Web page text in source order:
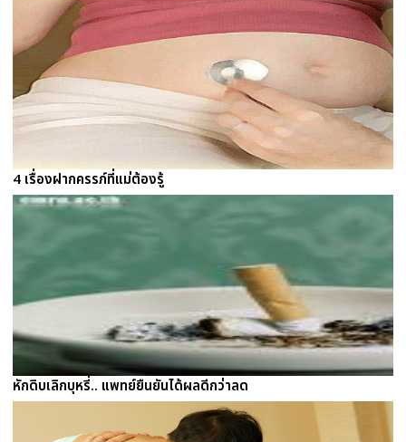
4 เรื่องฝากครรภ์ที่แม่ต้องรู้
หักดิบเลิกบุหรี่.. แพทย์ยืนยันได้ผลดีกว่าลด